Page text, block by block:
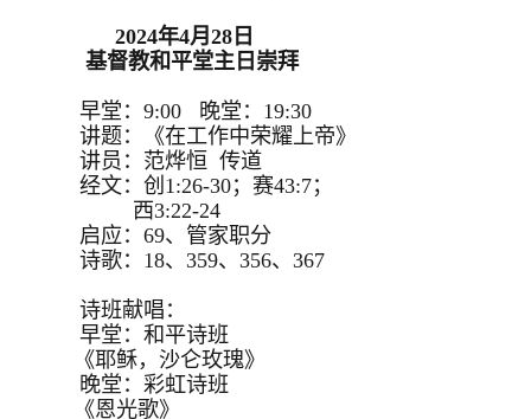
2024年4月28日
基督教和平堂主日崇拜
早堂：9:00 晚堂：19:30
讲题：《在工作中荣耀上帝》
讲员：范烨恒 传道
经文：创1:26-30；赛43:7；
西3:22-24
启应：69、管家职分
诗歌：18、359、356、367
诗班献唱：
早堂：和平诗班
《耶稣，沙仑玫瑰》
晚堂：彩虹诗班
《恩光歌》